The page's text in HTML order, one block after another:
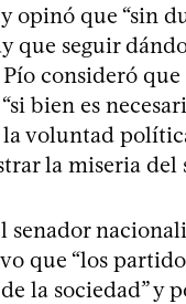
opinó que “sin
que seguir
consideró
bien es
voluntad
la miseria del
senador
que “los
la sociedad” y